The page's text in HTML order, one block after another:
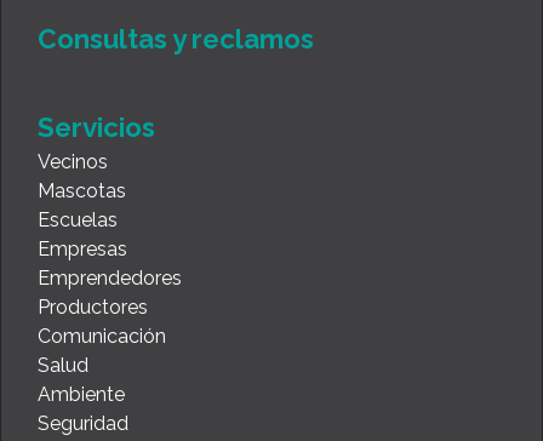
Consultas y reclamos
Servicios
Vecinos
Mascotas
Escuelas
Empresas
Emprendedores
Productores
Comunicación
Salud
Ambiente
Seguridad